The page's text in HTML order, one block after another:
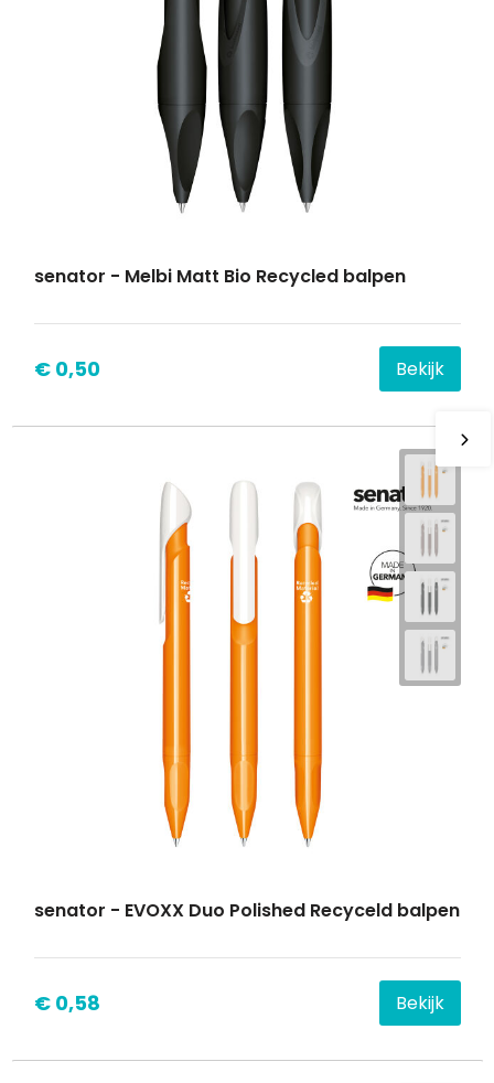
senator - Melbi Matt Bio Recycled balpen
€ 0,50 Bekijk
senator - EVOXX Duo Polished Recyceld balpen
€ 0,58 Bekijk